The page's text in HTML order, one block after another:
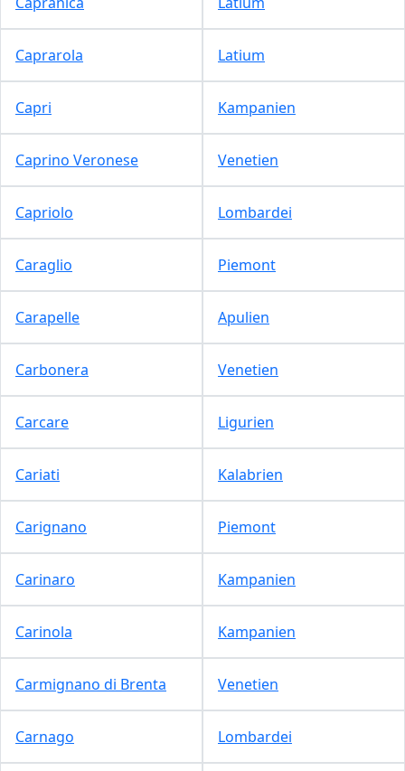
Caprarola Latium
Capri Kampanien
Caprino Veronese Venetien
Capriolo Lombardei
Caraglio Piemont
Carapelle Apulien
Carbonera Venetien
Carcare Ligurien
Cariati Kalabrien
Carignano Piemont
Carinaro Kampanien
Carinola Kampanien
Carmignano di Brenta Venetien
Carnago Lombardei